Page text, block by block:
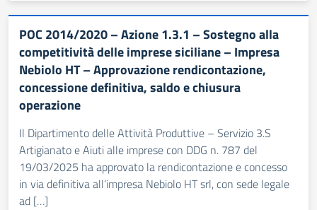
POC 2014/2020 – Azione 1.3.1 – Sostegno alla
competitività delle imprese siciliane – Impresa
Nebiolo HT – Approvazione rendicontazione,
concessione definitiva, saldo e chiusura
operazione
Il Dipartimento delle Attività Produttive – Servizio 3.S
Artigianato e Aiuti alle imprese con DDG n. 787 del
19/03/2025 ha approvato la rendicontazione e concesso
in via definitiva all’impresa Nebiolo HT srl, con sede legale
ad […]